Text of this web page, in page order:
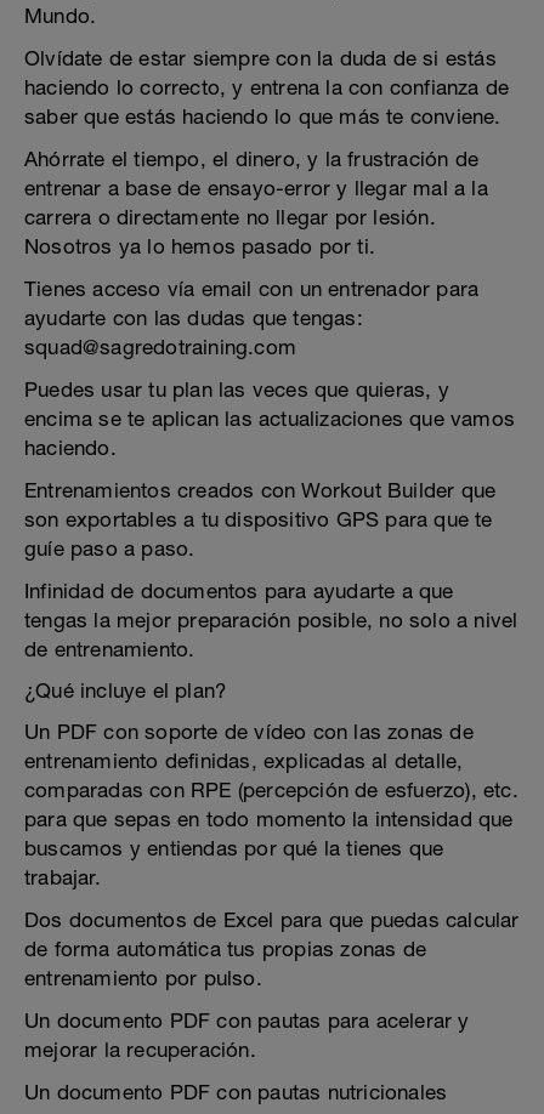
Mundo.
Olvídate de estar siempre con la duda de si estás
haciendo lo correcto, y entrena la con confianza de
saber que estás haciendo lo que más te conviene.
Ahórrate el tiempo, el dinero, y la frustración de
entrenar a base de ensayo-error y llegar mal a la
carrera o directamente no llegar por lesión.
Nosotros ya lo hemos pasado por ti.
Tienes acceso vía email con un entrenador para
ayudarte con las dudas que tengas:
squad@sagredotraining.com
Puedes usar tu plan las veces que quieras, y
encima se te aplican las actualizaciones que vamos
haciendo.
Entrenamientos creados con Workout Builder que
son exportables a tu dispositivo GPS para que te
guíe paso a paso.
Infinidad de documentos para ayudarte a que
tengas la mejor preparación posible, no solo a nivel
de entrenamiento.
¿Qué incluye el plan?
Un PDF con soporte de vídeo con las zonas de
entrenamiento definidas, explicadas al detalle,
comparadas con RPE (percepción de esfuerzo), etc.
para que sepas en todo momento la intensidad que
buscamos y entiendas por qué la tienes que
trabajar.
Dos documentos de Excel para que puedas calcular
de forma automática tus propias zonas de
entrenamiento por pulso.
Un documento PDF con pautas para acelerar y
mejorar la recuperación.
Un documento PDF con pautas nutricionales